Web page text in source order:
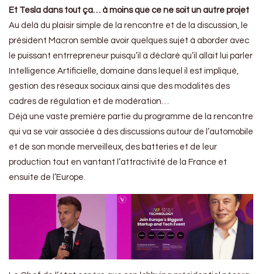
Et Tesla dans tout ça… à moins que ce ne soit un autre projet
Au delà du plaisir simple de la rencontre et de la discussion, le
président Macron semble avoir quelques sujet à aborder avec
le puissant entrrepreneur puisqu’il a déclaré qu’il allait lui parler
Intelligence Artificielle, domaine dans lequel il est impliqué,
gestion des réseaux sociaux ainsi que des modalités des
cadres de régulation et de modération…
Déjà une vaste première partie du programme de la rencontre
qui va se voir associée à des discussions autour de l’automobile
et de son monde merveilleux, des batteries et de leur
production tout en vantant l’attractivité de la France et
ensuite de l’Europe.